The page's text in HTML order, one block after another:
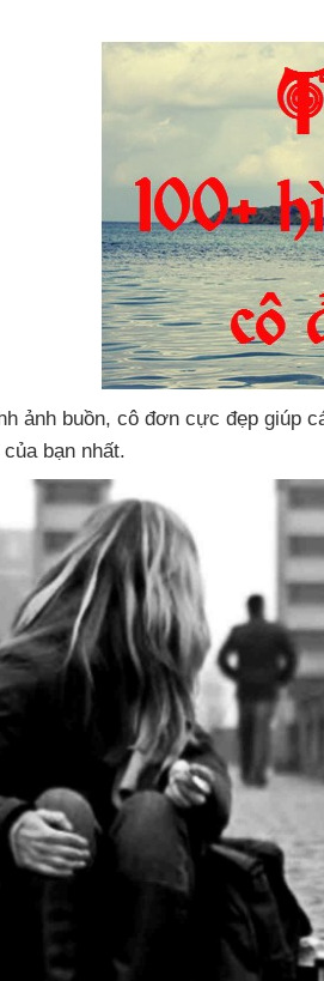
ảnh buồn, cô đơn cực đẹp giúp
của bạn nhất.